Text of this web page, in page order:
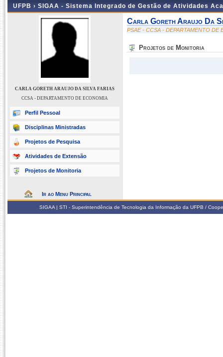
UFPB › SIGAA - Sistema Integrado de Gestão de Atividades
CARLA GORETH ARAUJO DA SILVA FARIAS
CCSA - DEPARTAMENTO DE ECONOMIA
Perfil Pessoal
Disciplinas Ministradas
Projetos de Pesquisa
Atividades de Extensão
Projetos de Monitoria
Ir ao Menu Principal
Carla Goreth Araujo Da
PSAE - CCSA - DEPARTAMENTO DE
Projetos de Monitoria
SIGAA | STI - Superintendência de Tecnologia da Informação da UFPB /